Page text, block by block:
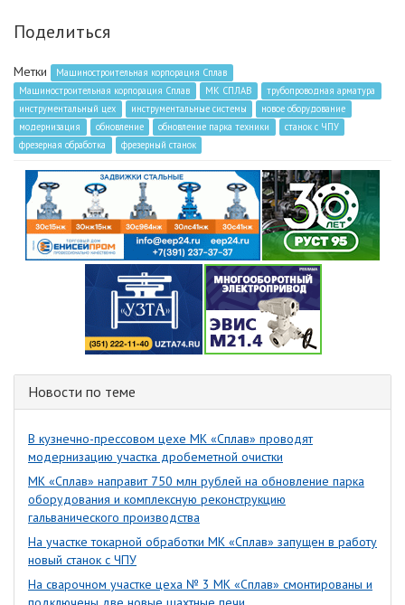
Поделиться
Метки
Машиностроительная корпорация Сплав
Машиностроительная корпорация Сплав
МК СПЛАВ
трубопроводная арматура
инструментальный цех
инструментальные системы
новое оборудование
модернизация
обновление обновление парка техники
станок с ЧПУ
фрезерная обработка
фрезерный станок
Новости по теме
В кузнечно-прессовом цехе МК «Сплав» проводят
модернизацию участка дробеметной очистки
МК «Сплав» направит 750 млн рублей на обновление парка
оборудования и комплексную реконструкцию
гальванического производства
На участке токарной обработки МК «Сплав» запущен в работу
новый станок с ЧПУ
На сварочном участке цеха № 3 МК «Сплав» смонтированы и